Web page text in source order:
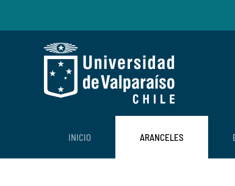
Skip to main content
INICIO ARANCELES